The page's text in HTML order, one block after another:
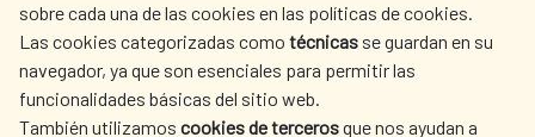
sobre cada una de las cookies en las políticas de cookies.
Las cookies categorizadas como técnicas se guardan en su
navegador, ya que son esenciales para permitir las
funcionalidades básicas del sitio web.
También utilizamos cookies de tercerosque nos ayudan a
AECID
OÙ NOUS COOPÉRONS
L'ACTION HUMANITAIRE
ESPAGNOLE
SALLE DE PRESSE
CULTURE ET SCIENCE BIBLIOTHÈQUE